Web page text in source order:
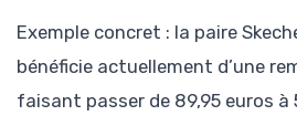
Exemple concret : la paire
bénéficie actuellement d’une
faisant passer de 89,95 euros à